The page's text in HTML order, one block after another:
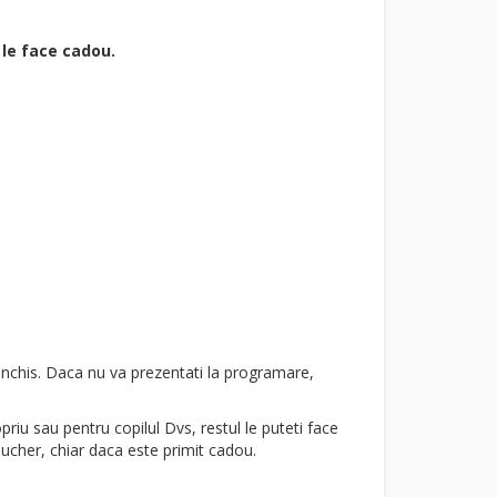
face cadou.
Daca nu va prezentati la programare,
sau pentru copilul Dvs, restul le puteti face
chiar daca este primit cadou.